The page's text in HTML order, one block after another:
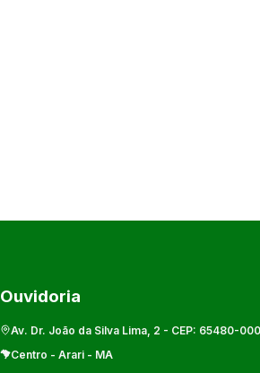
Ouvidoria
Av. Dr. João da Silva Lima, 2 - CEP: 65480-000
Centro - Arari- MA